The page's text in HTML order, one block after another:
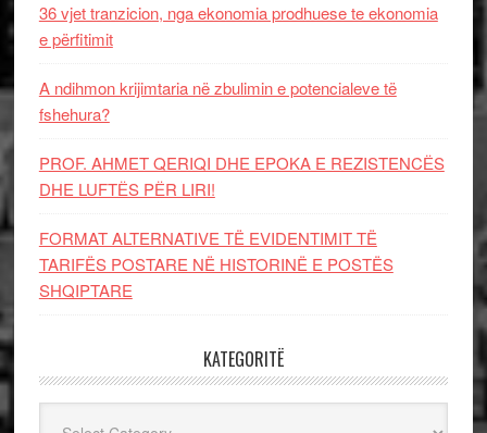
36 vjet tranzicion, nga ekonomia prodhuese te ekonomia
e përfitimit
A ndihmon krijimtaria në zbulimin e potencialeve të
fshehura?
PROF. AHMET QERIQI DHE EPOKA E REZISTENCЁS
DHE LUFTЁS PЁR LIRI!
FORMAT ALTERNATIVE TË EVIDENTIMIT TË
TARIFËS POSTARE NË HISTORINË E POSTËS
SHQIPTARE
KATEGORITË